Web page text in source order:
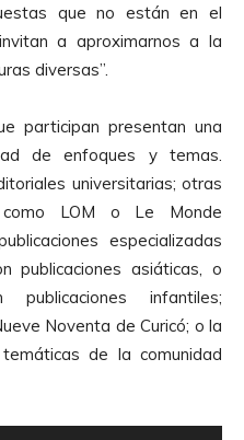
que no están en el
a aproximarnos a la
diversas”.
participan presentan una
de enfoques y temas.
universitarias; otras
LOM o Le Monde
especializadas
publicaciones asiáticas, o
publicaciones infantiles;
Noventa de Curicó; o la
de la comunidad